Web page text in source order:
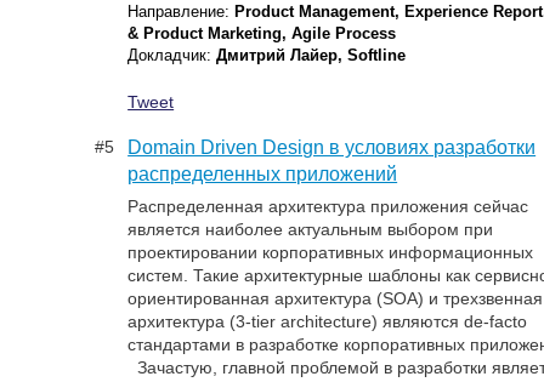
Направление: Product Management, Experience
& Product Marketing, Agile Process
Докладчик:Дмитрий Лайер, Softline
Tweet
#5
Domain Driven Design в условиях разработки
распределенных приложений
Распределенная архитектура приложения сейчас
является наиболее актуальным выбором при
проектировании корпоративных информационных
систем. Такие архитектурные шаблоны как
ориентированная архитектура (SOA) и трехзвенная
архитектура (3-tier architecture) являются de-facto
стандартами в разработке корпоративных
Зачастую, главной проблемой в разработки